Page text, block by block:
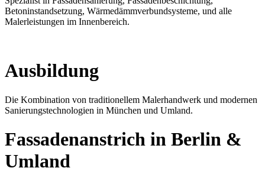
Betoninstandsetzung, Wärmedämmverbundsysteme, und alle
Malerleistungen im Innenbereich.
Ausbildung
Die Kombination von traditionellem Malerhandwerk und modernen
Sanierungstechnologien in München und Umland.
Fassadenanstrich in Berlin &
Umland